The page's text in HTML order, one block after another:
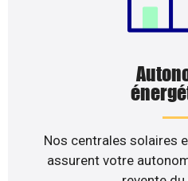
Nos centrales solaires
assurent votre